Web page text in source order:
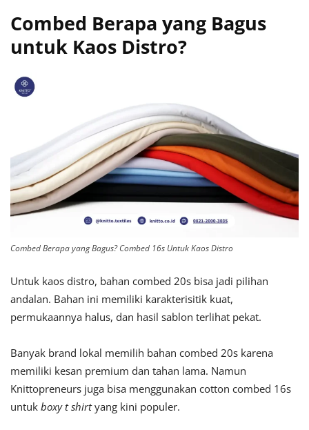
Combed Berapa yang Bagus
untuk Kaos Distro?
Combed Berapa yang Bagus? Combed 16s Untuk Kaos Distro
Untuk kaos distro, bahan combed 20s bisa jadi pilihan
andalan. Bahan ini memiliki karakterisitik kuat,
permukaannya halus, dan hasil sablon terlihat pekat.
Banyak brand lokal memilih bahan combed 20s karena
memiliki kesan premium dan tahan lama. Namun
Knittopreneurs juga bisa menggunakan cotton combed 16s
untuk boxy t shirtyang kini populer.